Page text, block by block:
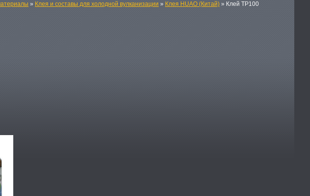
» Клея и составы для холодной вулканизации » Клея HUAO (Китай) » Клей TP100